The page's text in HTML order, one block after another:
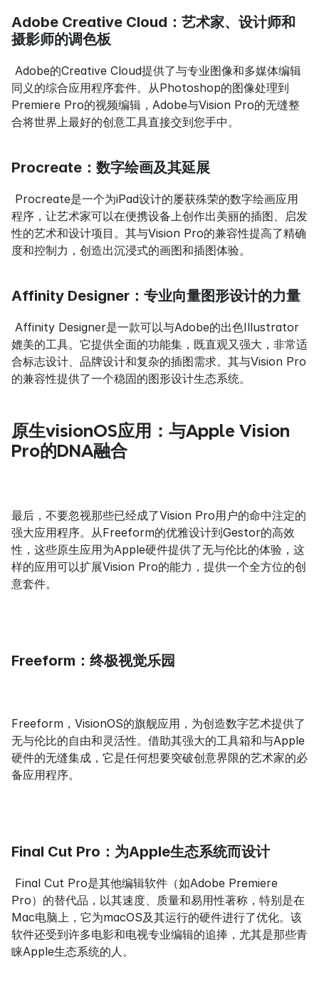
Adobe Creative Cloud：艺术家、设计师和
摄影师的调色板
同义的综合应用程序套件。从Photoshop的图像处理到
Premiere Pro的视频编辑，Adobe与Vision Pro的无缝整
合将世界上最好的创意工具直接交到您手中。
Procreate：数字绘画及其延展
程序，让艺术家可以在便携设备上创作出美丽的插图、启发
性的艺术和设计项目。其与Vision Pro的兼容性提高了精确
度和控制力，创造出沉浸式的画图和插图体验。
Affinity Designer：专业向量图形设计的力量
媲美的工具。它提供全面的功能集，既直观又强大，非常适
合标志设计、品牌设计和复杂的插图需求。其与Vision Pro
的兼容性提供了一个稳固的图形设计生态系统。
原生visionOS应用：与Apple Vision
Pro的DNA融合
最后，不要忽视那些已经成了Vision Pro用户的命中注定的
强大应用程序。从Freeform的优雅设计到Gestor的高效
性，这些原生应用为Apple硬件提供了无与伦比的体验，这
样的应用可以扩展Vision Pro的能力，提供一个全方位的创
意套件。
Freeform：终极视觉乐园
Freeform，VisionOS的旗舰应用，为创造数字艺术提供了
无与伦比的自由和灵活性。借助其强大的工具箱和与Apple
硬件的无缝集成，它是任何想要突破创意界限的艺术家的必
备应用程序。
Final Cut Pro：为Apple生态系统而设计
Pro）的替代品，以其速度、质量和易用性著称，特别是在
Mac电脑上，它为macOS及其运行的硬件进行了优化。该
软件还受到许多电影和电视专业编辑的追捧，尤其是那些青
睐Apple生态系统的人。